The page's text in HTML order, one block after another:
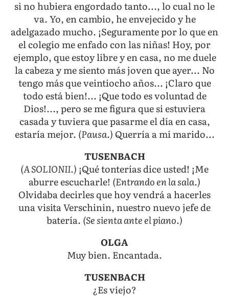
si no hubiera engordado tanto..., lo cual no le
va. Yo, en cambio, he envejecido y he
adelgazado mucho. ¡Seguramente por lo que en
el colegio me enfado con las niñas! Hoy, por
ejemplo, que estoy libre y en casa, no me duele
la cabeza y me siento más joven que ayer... No
tengo más que veintiocho años... ¡Claro que
todo está bien!... ¡Que todo es voluntad de
Dios!..., pero se me figura que si estuviera
casada y tuviera que pasarme el día en casa,
estaría mejor. (Pausa.) Querría a mi marido...
TUSENBACH
(A SOLIONII.) ¡Qué tonterías dice usted! ¡Me
aburre escucharle! (Entrando en la sala.)
Olvidaba decirles que hoy vendrá a hacerles
una visita Verschinin, nuestro nuevo jefe de
batería. (Se sienta ante el piano.)
OLGA
Muy bien. Encantada.
TUSENBACH
¿Es viejo?